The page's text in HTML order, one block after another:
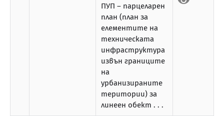
ПУП – парцеларен
план (план за
елементите на
техническата
инфраструктура
извън границите
на
урбанизираните
територии) за
линеен обект . . .